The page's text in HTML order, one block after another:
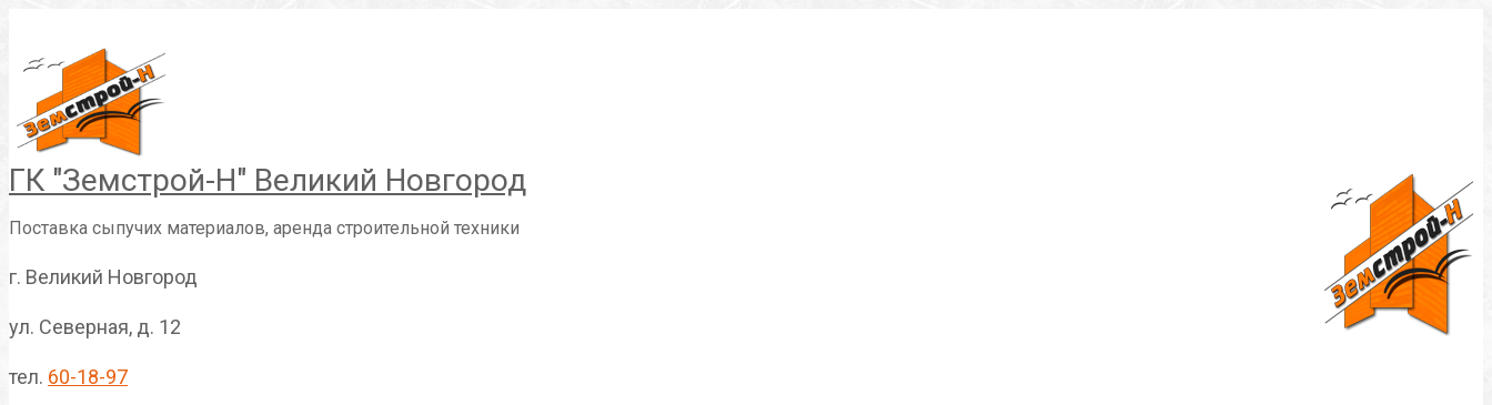
контенту
ГК "Земстрой-Н" Великий Новгород
Поставка сыпучих материалов, аренда строительной техники
г. Великий Новгород
ул. Северная, д. 12
тел. 60-18-97